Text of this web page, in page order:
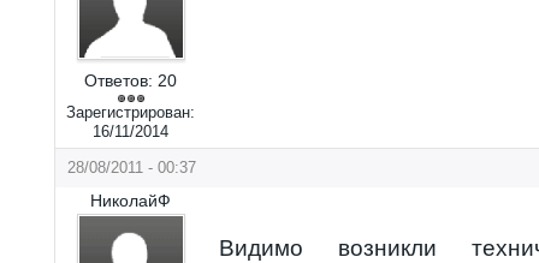
Ответов: 20
Зарегистрирован:
16/11/2014
28/08/2011 - 00:37
НиколайФ
Видимо возникли